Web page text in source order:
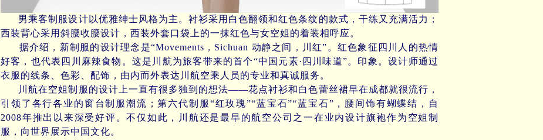
男乘客制服设计以优雅绅士风格为主。衬衫采用白色翻领和红色条纹的款式，干练又充满活力；
西装背心采用斜腰收腰设计，西装外套口袋上的一抹红色与女空姐的着装相呼应。
据介绍，新制服的设计理念是“Movements，Sichuan 动静之间，川红”。红色象征四川人的热情
好客，也代表四川麻辣食物。这是川航为旅客带来的首个“中国元素·四川味道”。印象。设计师通过
衣服的线条、色彩、配饰，由内而外表达川航空乘人员的专业和真诚服务。
川航在空姐制服的设计上一直有很多独到的想法——花点衬衫和白色蕾丝裙早在成都就很流行，
引领了各行各业的窗台制服潮流；第六代制服“红玫瑰”“蓝宝石”“蓝宝石”，腰间饰有蝴蝶结，自
2008年推出以来深受好评。不仅如此，川航还是最早的航空公司之一在业内设计旗袍作为空姐制
服，向世界展示中国文化。